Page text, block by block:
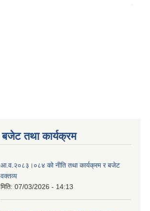
बजेट तथा कार्यक्रम
आ.व.२०८३।०८४ को नीति तथा कार्यक्रम र बजेट
वक्तव्य
मिति: 07/03/2026 - 14:13